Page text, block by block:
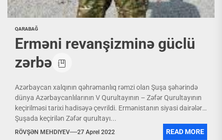
QARABAĞ
Erməni revanşizminə güclü
zərbə
Azərbaycan xalqının qəhrəmanlıq rəmzi olan Şuşa şəhərində
dünya Azərbaycanlılarının V Qurultayının – Zəfər Qurultayının
keçirilməsi tarixi hadisəyə çevrildi. Ermənistanın siyasi dairələri
Şuşada keçirilən Zəfər qurultayı...
RÖVŞƏN MEHDIYEV 27 Aprel 2022 READ MORE